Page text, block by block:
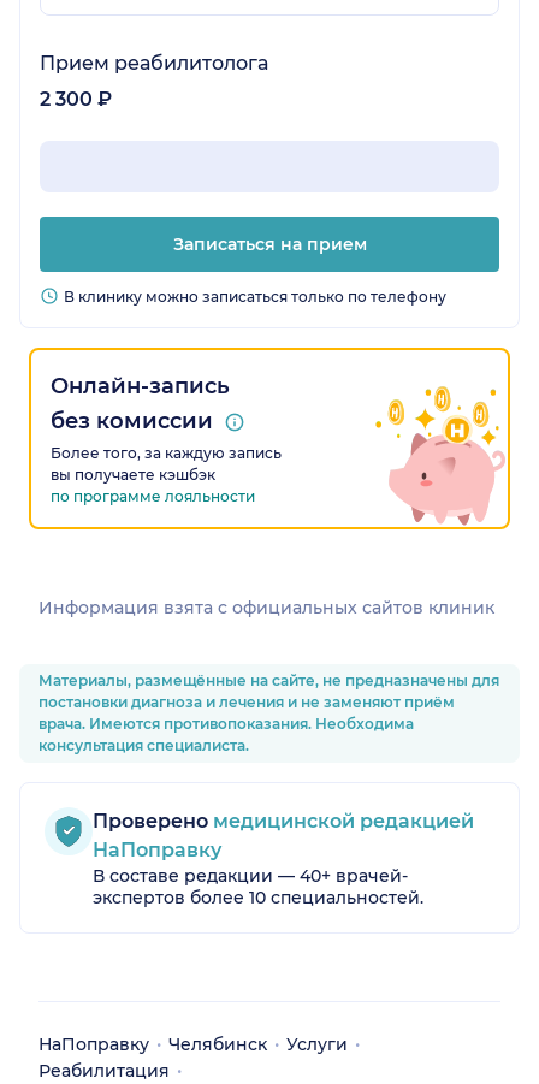
Прием реабилитолога
2 300 ₽
Записаться на прием
В клинику можно записаться только по телефону
Онлайн-запись
без комиссии
Более того, за каждую запись
вы получаете кэшбэк
по программе лояльности
Информация взята c официальных сайтов клиник
Материалы, размещённые на сайте, не предназначены для
постановки диагноза и лечения и не заменяют приём
врача. Имеются противопоказания. Необходима
консультация специалиста.
Проверено медицинской редакцией
НаПоправку
В составе редакции — 40+ врачей-
экспертов более 10 специальностей.
НаПоправку Челябинск
Услуги
Реабилитация